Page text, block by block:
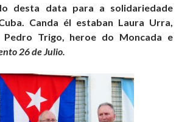
desta data para a solidariedade
Canda él estaban Laura Urra,
Pedro Trigo, heroe do Moncada e
26 de Julio.